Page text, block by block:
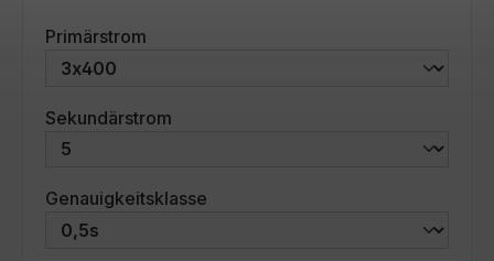
Primärstrom
Sekundärstrom
Genauigkeitsklasse